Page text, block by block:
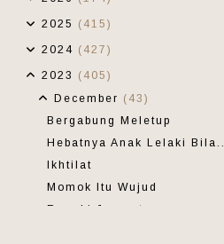
2025 (415)
2024 (427)
2023 (405)
December (43)
Bergabung Meletup
Hebatnya Anak Lelaki Bila..
Ikhtilat
Momok Itu Wujud
Rezeki Jumaat